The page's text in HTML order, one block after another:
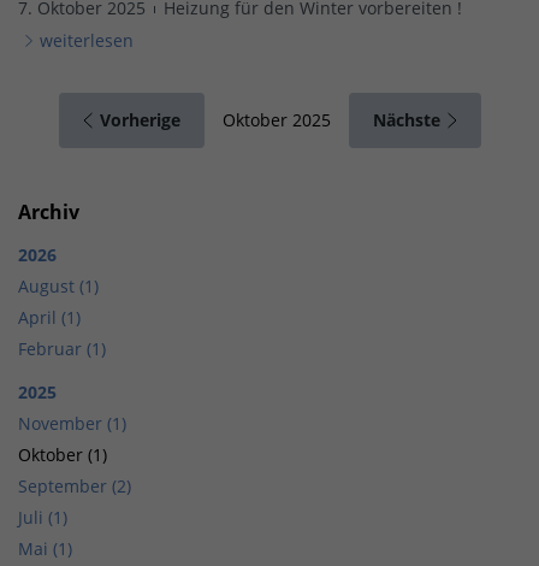
7. Oktober 2025
Heizung für den Winter vorbereiten !
weiterlesen
Vorherige Oktober 2025 Nächste
Archiv
2026
August (1)
April (1)
Februar (1)
2025
November (1)
Oktober (1)
September (2)
Juli (1)
Mai (1)